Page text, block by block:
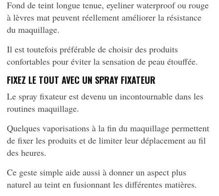
Fond de teint longue tenue, eyeliner waterproof ou rouge
à lèvres mat peuvent réellement améliorer la résistance
du maquillage.
Il est toutefois préférable de choisir des produits
confortables pour éviter la sensation de peau étouffée.
FIXEZ LE TOUT AVEC UN SPRAY FIXATEUR
Le spray fixateur est devenu un incontournable dans les
routines maquillage.
Quelques vaporisations à la fin du maquillage permettent
de fixer les produits et de limiter leur déplacement au fil
des heures.
Ce geste simple aide aussi à donner un aspect plus
naturel au teint en fusionnant les différentes matières.